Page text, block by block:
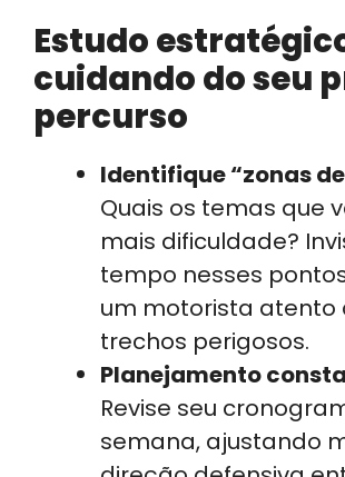
Estudo
cuidando do seu
percurso
Identifique “zonas
Quais os temas que
mais dificuldade?
tempo nesses
um motorista atento
trechos perigosos.
Planejamento
Revise seu
semana, ajustando